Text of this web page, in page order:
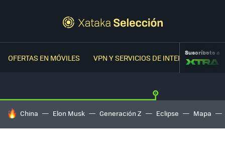
OFERTAS EN MÓVILES VPN Y SERVICIOS DE INTERNETSuscríbete a
HOY SE HABLA DE
China Elon Musk Generación Z Eclipse Mapa